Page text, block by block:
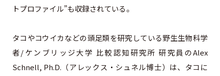
トプロファイル”も収録されている。
タコやコウイカなどの頭足類を研究している野生生物科学
者/ケンブリッジ大学 比較認知研究所 研究員のAlex
Schnell, Ph.D.（アレックス・シュネル博士）は、タコに